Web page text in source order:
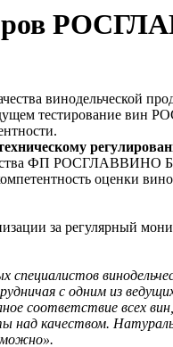
винодельческой
тестирование
техническому
ФП
оценки
за регулярный
с одним из
всех
над качеством.